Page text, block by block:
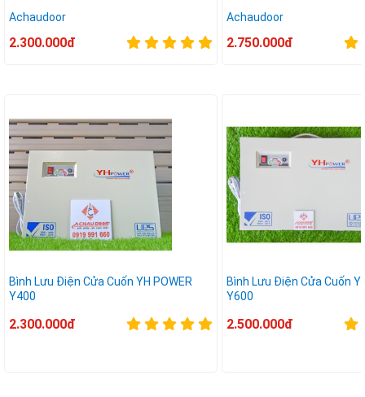
Achaudoor
2.300.000đ
Achaudoor
2.750.000đ
Bình Lưu Điện Cửa Cuốn YH POWER
Y400
2.300.000đ
Bình Lưu Điện Cửa Cuốn
Y600
2.500.000đ